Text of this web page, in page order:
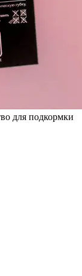
для подкормки